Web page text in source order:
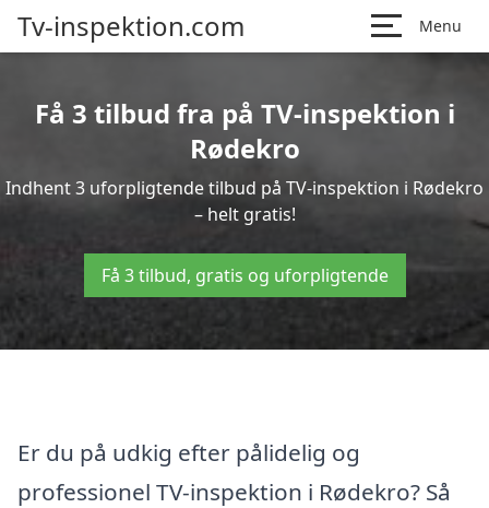
Tv-inspektion.com Menu
Få 3 tilbud fra på TV-inspektion i
Rødekro
Indhent 3 uforpligtende tilbud på TV-inspektion i Rødekro
– helt gratis!
Få 3 tilbud, gratis og uforpligtende
Er du på udkig efter pålidelig og
professionel TV-inspektion i Rødekro? Så